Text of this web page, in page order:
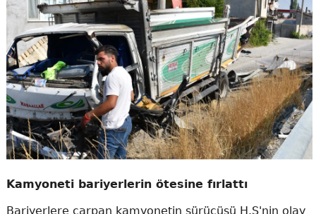
Kamyoneti bariyerlerin ötesine fırlattı
Bariyerlere çarpan kamyonetin sürücüsü H.S'nin olay